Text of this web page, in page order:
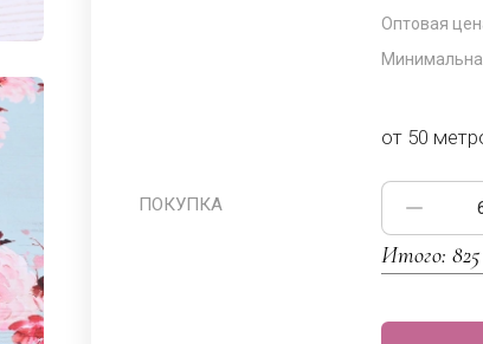
Оптовая
от 50
ПОКУПКА
Итого: 825